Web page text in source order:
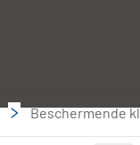
Beschermende